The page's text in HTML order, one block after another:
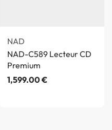
NAD
NAD-C589 Lecteur CD
Premium
1,599.00€